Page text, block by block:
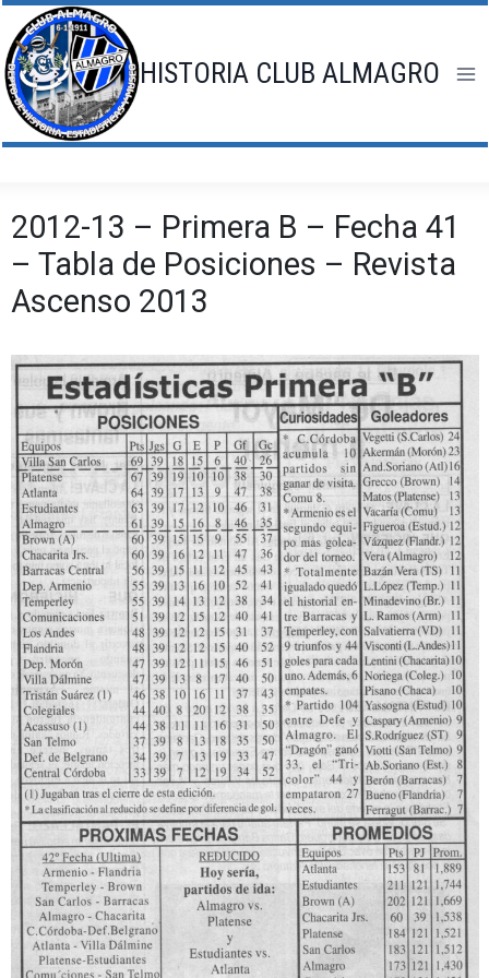
Saltar
al
contenido
HISTORIA CLUB ALMAGRO
2012-13 – Primera B – Fecha 41
– Tabla de Posiciones – Revista
Ascenso 2013